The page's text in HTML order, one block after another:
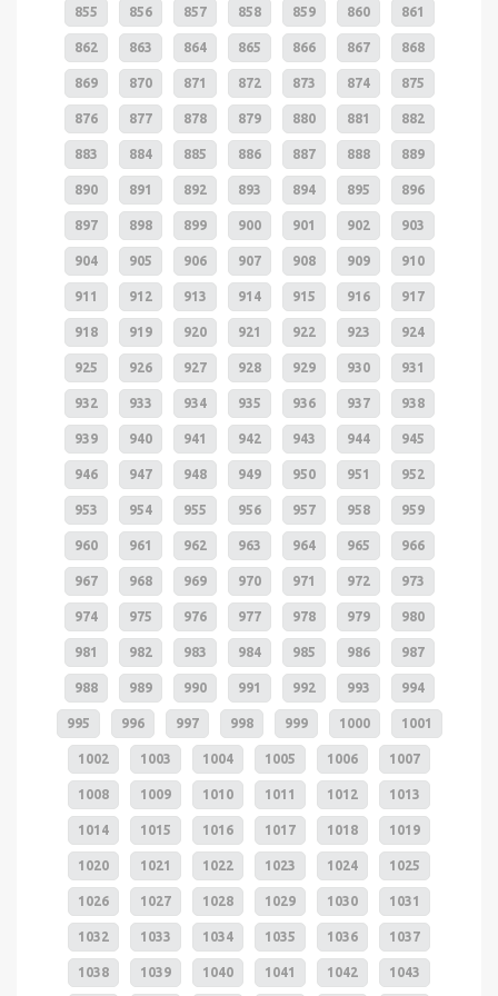
855 856 857 858 859 860 861
862 863 864 865 866 867 868
869 870 871 872 873 874 875
876 877 878 879 880 881 882
883 884 885 886 887 888 889
890 891 892 893 894 895 896
897 898 899 900 901 902 903
904 905 906 907 908 909 910
911 912 913 914 915 916 917
918 919 920 921 922 923 924
925 926 927 928 929 930 931
932 933 934 935 936 937 938
939 940 941 942 943 944 945
946 947 948 949 950 951 952
953 954 955 956 957 958 959
960 961 962 963 964 965 966
967 968 969 970 971 972 973
974 975 976 977 978 979 980
981 982 983 984 985 986 987
988 989 990 991 992 993 994
995 996 997 998 999 1000 1001
1002 1003 1004 1005 1006 1007
1008 1009 1010 1011 1012 1013
1014 1015 1016 1017 1018 1019
1020 1021 1022 1023 1024 1025
1026 1027 1028 1029 1030 1031
1032 1033 1034 1035 1036 1037
1038 1039 1040 1041 1042 1043